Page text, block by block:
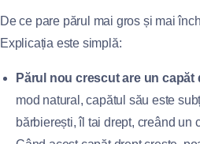
De ce pare părul mai gros și mai
Explicația este simplă:
Părul nou crescut are un capăt
mod natural, capătul său este
bărbierești, îl tai drept, creând un